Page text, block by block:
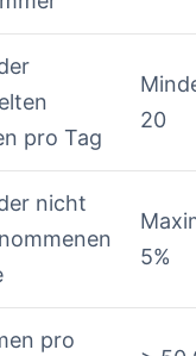
⁣pro ⁣Tag
20
nicht
5%
pro